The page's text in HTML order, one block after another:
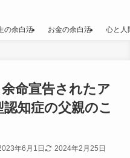
の余白活 お金の余白活 心と人
余命宣告されたア
知症の父親のこ
年6月1日 2024年2月25日